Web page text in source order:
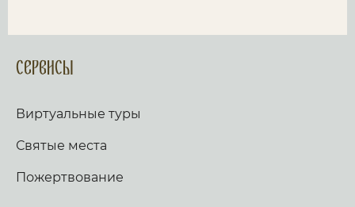
Сервисы
Виртуальные туры
Святые места
Пожертвование